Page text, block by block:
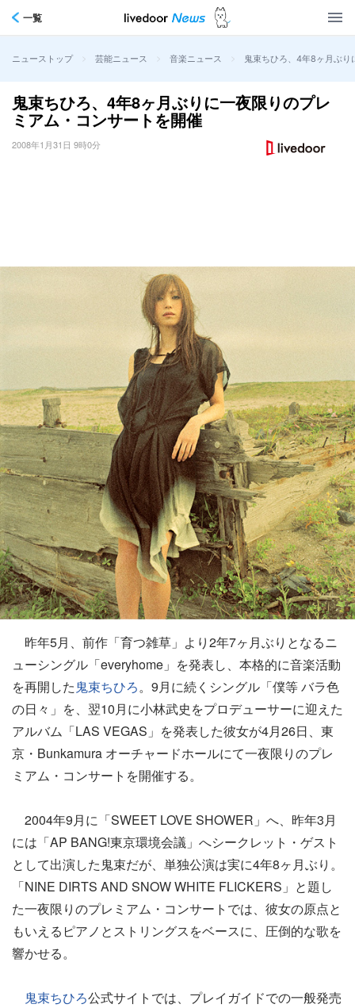
一覧
ニューストップ > 芸能ニュース > 音楽ニュース > 鬼束ちひろ、4年8ヶ月ぶ
鬼束ちひろ、4年8ヶ月ぶりに一夜限りのプレ
ミアム・コンサートを開催
2008年1月31日 9時0分
昨年5月、前作「育つ雑草」より2年7ヶ月ぶりとなるニ
ューシングル「everyhome」を発表し、本格的に音楽活動
を再開した鬼束ちひろ。9月に続くシングル「僕等 バラ色
の日々」を、翌10月に小林武史をプロデューサーに迎えた
アルバム「LAS VEGAS」を発表した彼女が4月26日、東
京・Bunkamura オーチャードホールにて一夜限りのプレ
ミアム・コンサートを開催する。
2004年9月に「SWEET LOVE SHOWER」へ、昨年3月
には「AP BANG!東京環境会議」へシークレット・ゲスト
として出演した鬼束だが、単独公演は実に4年8ヶ月ぶり。
「NINE DIRTS AND SNOW WHITE FLICKERS」と題し
た一夜限りのプレミアム・コンサートでは、彼女の原点と
もいえるピアノとストリングスをベースに、圧倒的な歌を
響かせる。
鬼束ちひろ公式サイトでは、プレイガイドでの一般発売